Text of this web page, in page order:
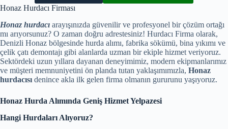
Honaz Hurdacı Firması
Honaz hurdacı arayışınızda güvenilir ve profesyonel bir çözüm ortağı
mı arıyorsunuz? O zaman doğru adrestesiniz! Hurdacı Firma olarak,
Denizli Honaz bölgesinde hurda alımı, fabrika sökümü, bina yıkımı ve
çelik çatı demontajı gibi alanlarda uzman bir ekiple hizmet veriyoruz.
Sektördeki uzun yıllara dayanan deneyimimiz, modern ekipmanlarımız
ve müşteri memnuniyetini ön planda tutan yaklaşımımızla, Honaz
hurdacısı denince akla ilk gelen firma olmanın gururunu yaşıyoruz.
Honaz Hurda Alımında Geniş Hizmet Yelpazesi
Hangi Hurdaları Alıyoruz?